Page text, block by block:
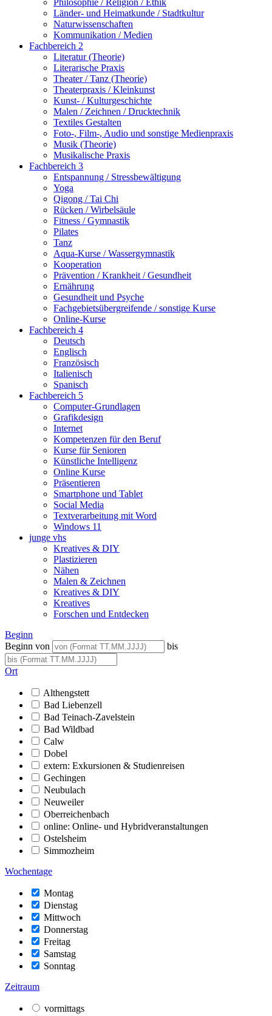
Länder- und Heimatkunde / Stadtkultur
Naturwissenschaften
Kommunikation / Medien
Fachbereich 2
Literatur (Theorie)
Literarische Praxis
Theater / Tanz (Theorie)
Theaterpraxis / Kleinkunst
Kunst- / Kulturgeschichte
Malen / Zeichnen / Drucktechnik
Textiles Gestalten
Foto-, Film-, Audio und sonstige Medienpraxis
Musik (Theorie)
Musikalische Praxis
Fachbereich 3
Entspannung / Stressbewältigung
Yoga
Qigong / Tai Chi
Rücken / Wirbelsäule
Fitness / Gymnastik
Pilates
Tanz
Aqua-Kurse / Wassergymnastik
Kooperation
Prävention / Krankheit / Gesundheit
Ernährung
Gesundheit und Psyche
Fachgebietsübergreifende / sonstige Kurse
Online-Kurse
Fachbereich 4
Deutsch
Englisch
Französisch
Italienisch
Spanisch
Fachbereich 5
Computer-Grundlagen
Grafikdesign
Internet
Kompetenzen für den Beruf
Kurse für Senioren
Künstliche Intelligenz
Online Kurse
Präsentieren
Smartphone und Tablet
Social Media
Textverarbeitung mit Word
Windows 11
junge vhs
Kreatives & DIY
Plastizieren
Nähen
Malen & Zeichnen
Kreatives & DIY
Kreatives
Forschen und Entdecken
Beginn
Beginn von
bis
Ort
Althengstett
Bad Liebenzell
Bad Teinach-Zavelstein
Bad Wildbad
Calw
Dobel
extern: Exkursionen & Studienreisen
Gechingen
Neubulach
Neuweiler
Oberreichenbach
online: Online- und Hybridveranstaltungen
Ostelsheim
Simmozheim
Wochentage
Montag
Dienstag
Mittwoch
Donnerstag
Freitag
Samstag
Sonntag
Zeitraum
vormittags